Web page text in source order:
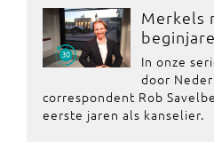
Merkels
In onze
door
correspondent Rob
eerste jaren als kanselier.